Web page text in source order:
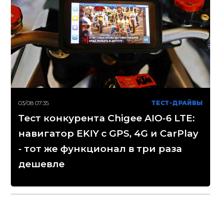
03/08 07:35 ТЕСТ-ДРАЙВЫ
Тест конкурента Chigee AIO-6 LTE:
навигатор EKIY с GPS, 4G и CarPlay
- тот же функционал в три раза
дешевле